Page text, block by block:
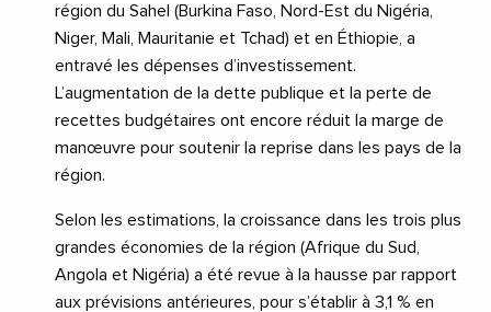
région du Sahel (Burkina Faso, Nord-Est du Nigéria,
Niger, Mali, Mauritanie et Tchad) et en Éthiopie, a
entravé les dépenses d’investissement.
L’augmentation de la dette publique et la perte de
recettes budgétaires ont encore réduit la marge de
manœuvre pour soutenir la reprise dans les pays de la
région.
Selon les estimations, la croissance dans les trois plus
grandes économies de la région (Afrique du Sud,
Angola et Nigéria) a été revue à la hausse par rapport
aux prévisions antérieures, pour s’établir à 3,1 % en